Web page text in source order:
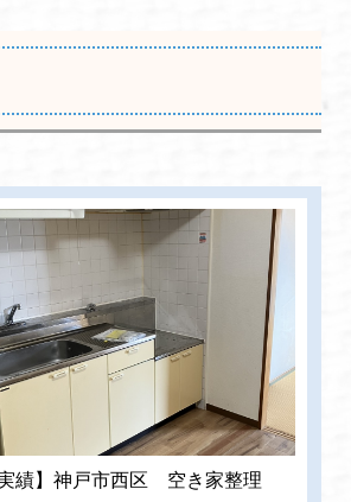
実績】神戸市西区 空き家整理